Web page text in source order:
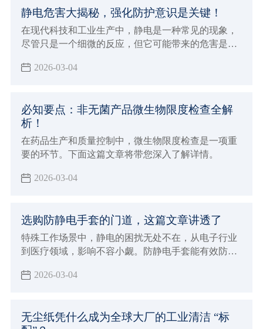
静电危害大揭秘，强化防护意识是关键！
在现代科技和工业生产中，静电是一种常见的现象，
尽管只是一个细微的反应，但它可能带来的危害是不
篇文章您一定要点进来看看，防静电的重要性不仅关
2026-03-04
必知要点：非无菌产品微生物限度检查全解
析！
在药品生产和质量控制中，微生物限度检查是一项重
要的环节。下面这篇文章将带您深入了解详情。
2026-03-04
选购防静电手套的门道，这篇文章讲透了
特殊工作场景中，静电的困扰无处不在，从电子行业
到医疗领域，影响不容小觑。防静电手套能有效防
挑选适合的防静电手套。
2026-03-04
无尘纸凭什么成为全球大厂的工业清洁 “标